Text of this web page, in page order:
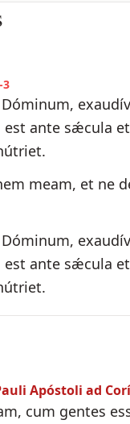
3
est ante sǽcula
meam, et ne
est ante sǽcula
Apóstoli ad
cum gentes